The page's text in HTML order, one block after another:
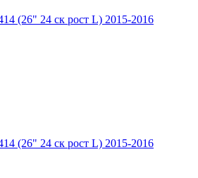
(26" 24 ск рост L) 2015-2016
(26" 24 ск рост L) 2015-2016